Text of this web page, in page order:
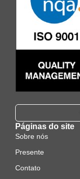
Páginas do site
Sobre nós
Presente
Contato